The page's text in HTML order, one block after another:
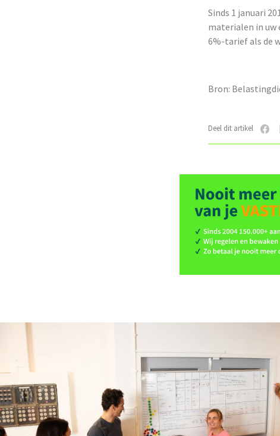
Sinds 1 januari
materialen in uw
6%-tarief als de
Bron:
Deel dit artikel